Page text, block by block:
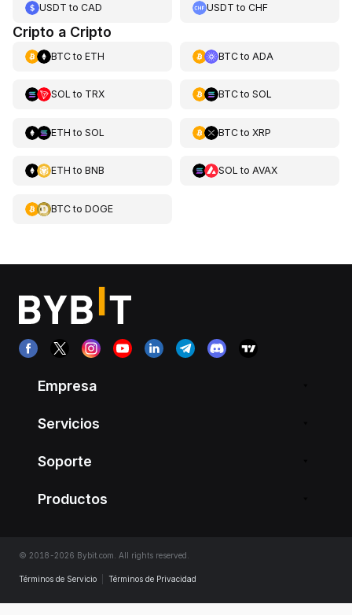
USDT to CAD USDT toCHF
Cripto a Cripto
BTCto ETH BTCto ADA
SOL to TRX BTCto SOL
ETH to SOL BTCto XRP
ETH to BNB SOL to AVAX
BTCto DOGE
Empresa
Servicios
Soporte
Productos
© 2018-2026 Bybit.com. All rights reserved.
Términos de Servicio Términos de Privacidad